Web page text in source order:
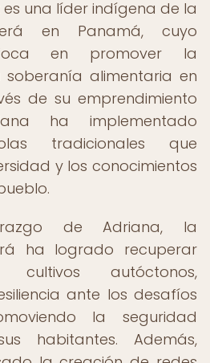
una líder indígena de la
en Panamá, cuyo
en promover la
alimentaria en
de su emprendimiento
ha implementado
tradicionales que
y los conocimientos
de Adriana, la
ha logrado recuperar
autóctonos,
ante los desafíos
la seguridad
habitantes. Además,